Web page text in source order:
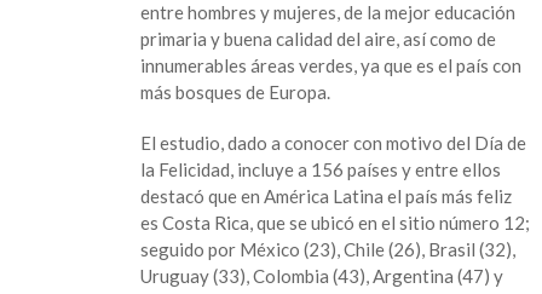
entre hombres y mujeres, de la mejor educación
primaria y buena calidad del aire, así como de
innumerables áreas verdes, ya que es el país con
más bosques de Europa.
El estudio, dado a conocer con motivo del Día de
la Felicidad, incluye a 156 países y entre ellos
destacó que en América Latina el país más feliz
es Costa Rica, que se ubicó en el sitio número 12;
seguido por México (23), Chile (26), Brasil (32),
Uruguay (33), Colombia (43), Argentina (47) y